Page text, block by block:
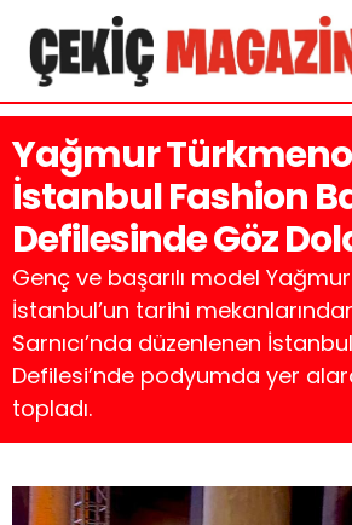
Yağmur
İstanbul Fashion
Defilesinde Göz
Genç ve başarılı model
İstanbul’un tarihi
Sarnıcı’nda düzenlenen
Defilesi’nde podyumda yer
topladı.